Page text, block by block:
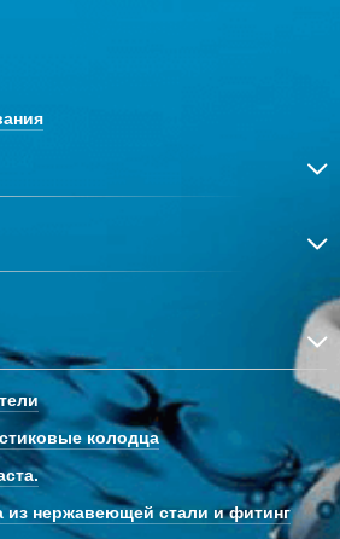
колодца
из нержавеющей стали и фитинг